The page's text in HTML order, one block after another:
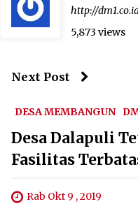
http://
5,873 views
Next Post
DESA MEMBANGUN
Desa Dalapuli
Fasilitas
Rab Okt 9 , 2019